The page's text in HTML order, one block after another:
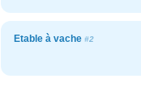
Etable à vache #2